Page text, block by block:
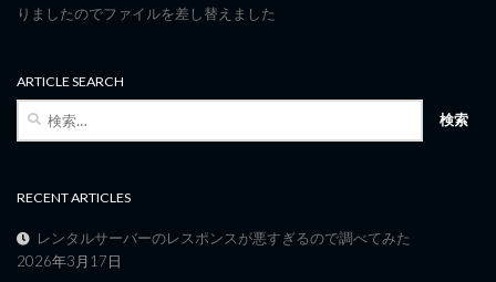
りましたのでファイルを差し替えました
ARTICLE SEARCH
RECENT ARTICLES
レンタルサーバーのレスポンスが悪すぎるので調べてみた
2026年3月17日